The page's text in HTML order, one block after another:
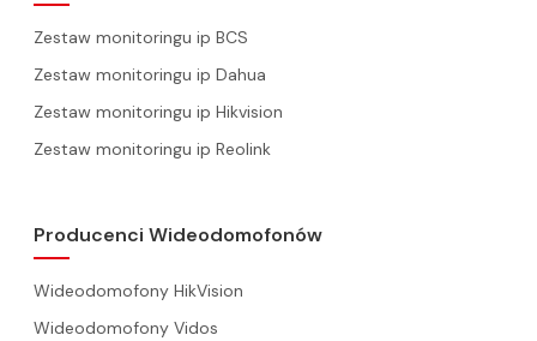
Zestaw monitoringu ip BCS
Zestaw monitoringu ip Dahua
Zestaw monitoringu ip Hikvision
Zestaw monitoringu ip Reolink
Producenci Wideodomofonów
Wideodomofony HikVision
Wideodomofony Vidos